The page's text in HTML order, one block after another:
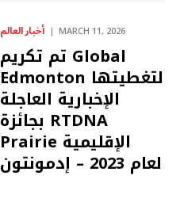
أخبار العالم MARCH 11, 2026
تم تكريم Global
Edmonton لتغطيتها
الإخبارية العاجلة
بجائزة RTDNA
Prairie الإقليمية
لعام 2023 – إدمونتون